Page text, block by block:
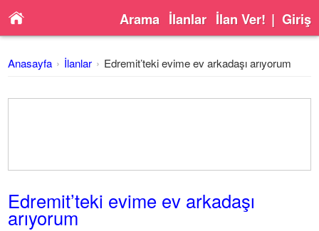
Arama İlanlar İlan Ver! | Giriş
Anasayfa İlanlar Edremit’teki evime ev arkadaşı arıyorum
Edremit’teki evime ev arkadaşı
arıyorum